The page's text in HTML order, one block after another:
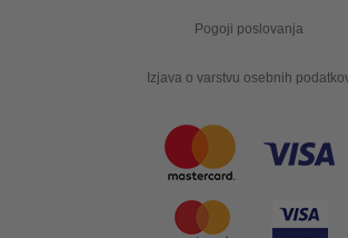
Pogoji poslovanja
Izjava o varstvu osebnih